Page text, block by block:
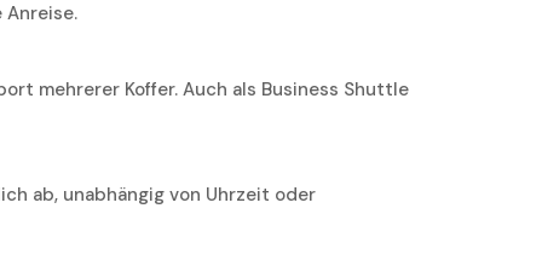
Anreise.
mehrerer Koffer. Auch als Business Shuttle
ab, unabhängig von Uhrzeit oder